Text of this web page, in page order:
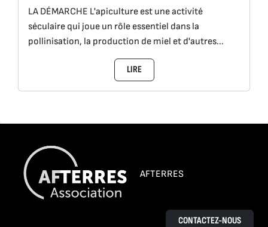
LA DÉMARCHE L'apiculture est une activité
séculaire qui joue un rôle essentiel dans la
pollinisation, la production de miel et d'autres...
LIRE
AFTERRES
CONTACTEZ-NOUS